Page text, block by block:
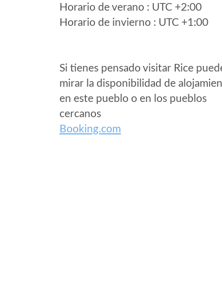
Horario de verano : UTC +2:00
Horario de invierno : UTC +1:00
Si tienes pensado visitar Rice
mirar la disponibilidad de
en este pueblo o en los pueblos
cercanos
Booking.com